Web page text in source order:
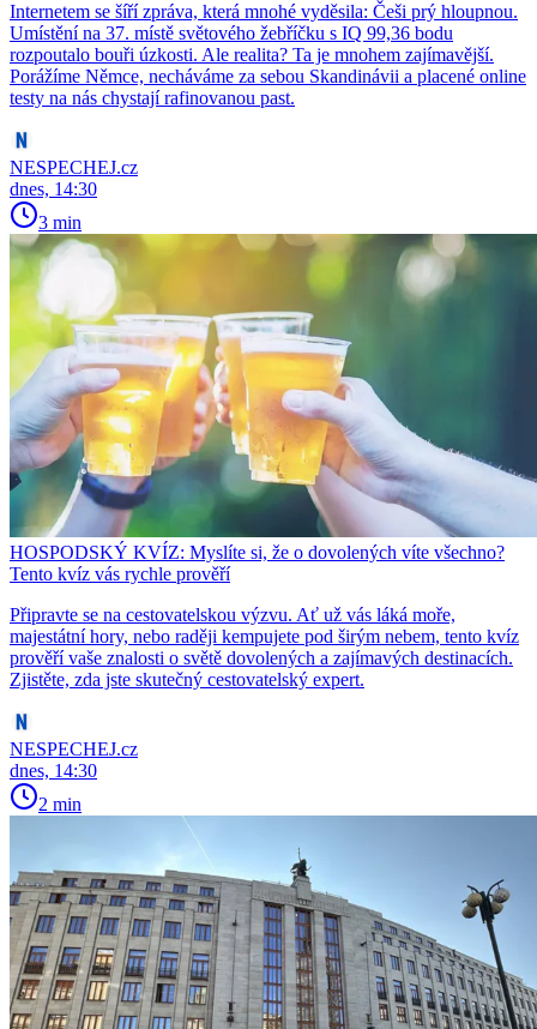
Internetem se šíří zpráva, která mnohé vyděsila: Češi prý hloupnou.
Umístění na 37. místě světového žebříčku s IQ 99,36 bodu
rozpoutalo bouři úzkosti. Ale realita? Ta je mnohem zajímavější.
Porážíme Němce, necháváme za sebou Skandinávii a placené online
testy na nás chystají rafinovanou past.
NESPECHEJ.cz
dnes, 14:30
3 min
HOSPODSKÝ KVÍZ: Myslíte si, že o dovolených víte všechno?
Tento kvíz vás rychle prověří
Připravte se na cestovatelskou výzvu. Ať už vás láká moře,
majestátní hory, nebo raději kempujete pod širým nebem, tento kvíz
prověří vaše znalosti o světě dovolených a zajímavých destinacích.
Zjistěte, zda jste skutečný cestovatelský expert.
NESPECHEJ.cz
dnes, 14:30
2 min